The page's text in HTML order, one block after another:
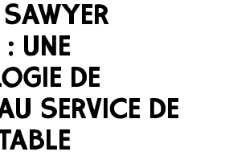
SAWYER
UNE
DE
SERVICE DE